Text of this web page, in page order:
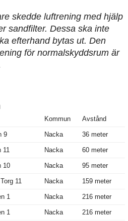
skedde luftrening med hjälp
sandfilter. Dessa ska inte
efterhand bytas ut. Den
för normalskyddsrum är
Kommun Avstånd
9 Nacka 36 meter
11 Nacka 60 meter
10 Nacka 95 meter
11 Nacka 159 meter
1 Nacka 216 meter
1 Nacka 216 meter